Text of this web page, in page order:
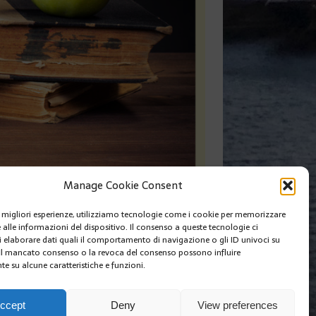
Manage Cookie Consent
migliori esperienze, utilizziamo tecnologie come i cookie per memorizzare
alle informazioni del dispositivo. Il consenso a queste tecnologie ci
elaborare dati quali il comportamento di navigazione o gli ID univoci su
mancato consenso o la revoca del consenso possono influire
su alcune caratteristiche e funzioni.
Deny View preferences
SIAMO COOKIE POLICY (EU)